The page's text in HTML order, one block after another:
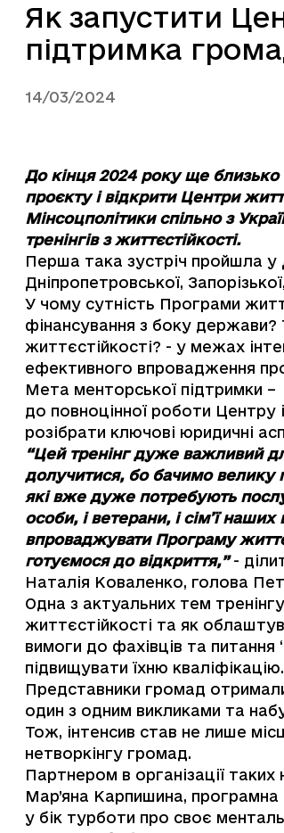
Як запустити
підтримка
14/03/2024
До кінця 2024 року ще
проєкту і відкрити Центри
Мінсоцполітики спільно з
тренінгів з життєстійкості.
Перша така зустріч пройшла у
Дніпропетровської,
У чому сутність Програми
фінансування з боку держави?
життєстійкості? - у межах
ефективного впровадження
Мета менторської підтримки
до повноцінної роботи Центру
розібрати ключові юридичні
“Цей тренінг дуже важливий
долучитися, бо бачимо велику
які вже дуже потребують
особи, і ветерани, і сім’ї
впроваджувати Програму
готуємося до відкриття,”-
Наталія Коваленко, голова
Одна з актуальних тем
життєстійкості та як
вимоги до фахівців та питання
підвищувати їхню кваліфікацію.
Представники громад отримали
один з одним викликами та
Тож, інтенсив став не лише
нетворкінгу громад.
Партнером в організації
Мар’яна Карпишина, програмна
у бік турботи про своє